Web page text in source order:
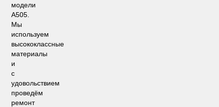
модели
A505.
Мы
используем
высококлассные
материалы
и
с
удовольствием
проведём
ремонт